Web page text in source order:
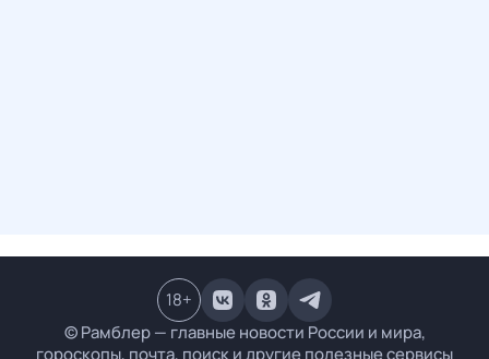
© Рамблер — главные новости России и мира,
гороскопы, почта, поиск и другие полезные сервисы
18+